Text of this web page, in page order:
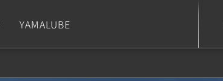
YAMALUBE